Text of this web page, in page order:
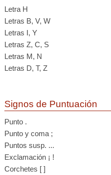
Letra H
Letras B, V, W
Letras I, Y
Letras Z, C, S
Letras M, N
Letras D, T, Z
Signos de Puntuación
Punto .
Punto y coma ;
Puntos susp. ...
Exclamación ¡ !
Corchetes [ ]